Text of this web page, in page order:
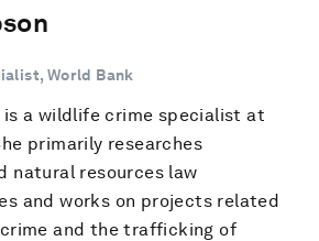
World Bank
is a wildlife crime specialist at
primarily researches
natural resources law
and works on projects related
and the trafficking of